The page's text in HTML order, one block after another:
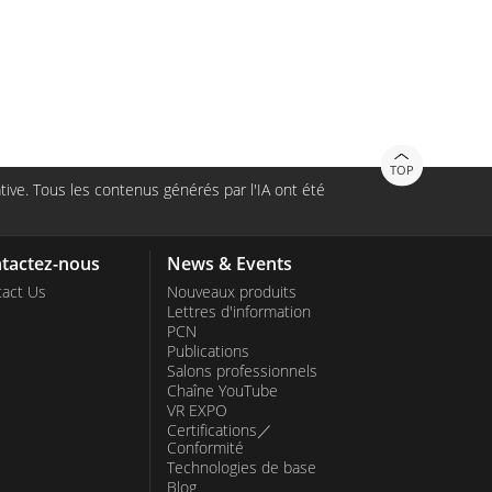
TOP
Tous les contenus générés par l'IA ont été
nous
Us
News & Events
Nouveaux produits
Lettres d'information
PCN
Publications
Salons professionnels
Chaîne YouTube
VR EXPO
Certifications／
Conformité
Technologies de base
Blog